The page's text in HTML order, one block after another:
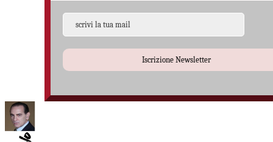
Iscrizione Newsletter